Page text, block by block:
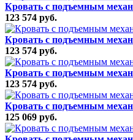
Кровать с подъемным
123 574 руб.
Кровать с подъемным
123 574 руб.
Кровать с подъемным
123 574 руб.
Кровать с подъемным
125 069 руб.